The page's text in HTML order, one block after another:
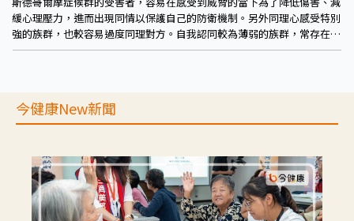
緩心理壓力，進而出現同情以保護自己的防衛機制。另外同理心感受特別
強的族群，也較容易過度同理對方。自我認同較為薄弱的族群，常存在價
值在於對方身上，例如認為對方愛自己已經是個奇蹟、分開很難再遇到這
今健康New新聞